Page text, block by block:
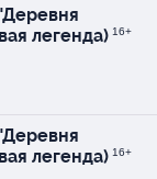
легенда) 16+
легенда) 16+